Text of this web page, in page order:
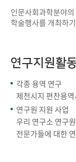
인문사회과학분야
학술행사를 개최하
연구지원활
각종 용역 연구
제천시지 편찬용
연구원 지원 사업
우리 연구소 연구
전문가들에 대한